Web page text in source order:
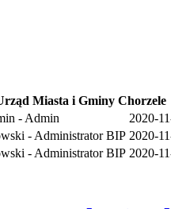
Miasta i Gminy Chorzele
- Admin
2020-
- Administrator BIP 2020-
- Administrator BIP 2020-